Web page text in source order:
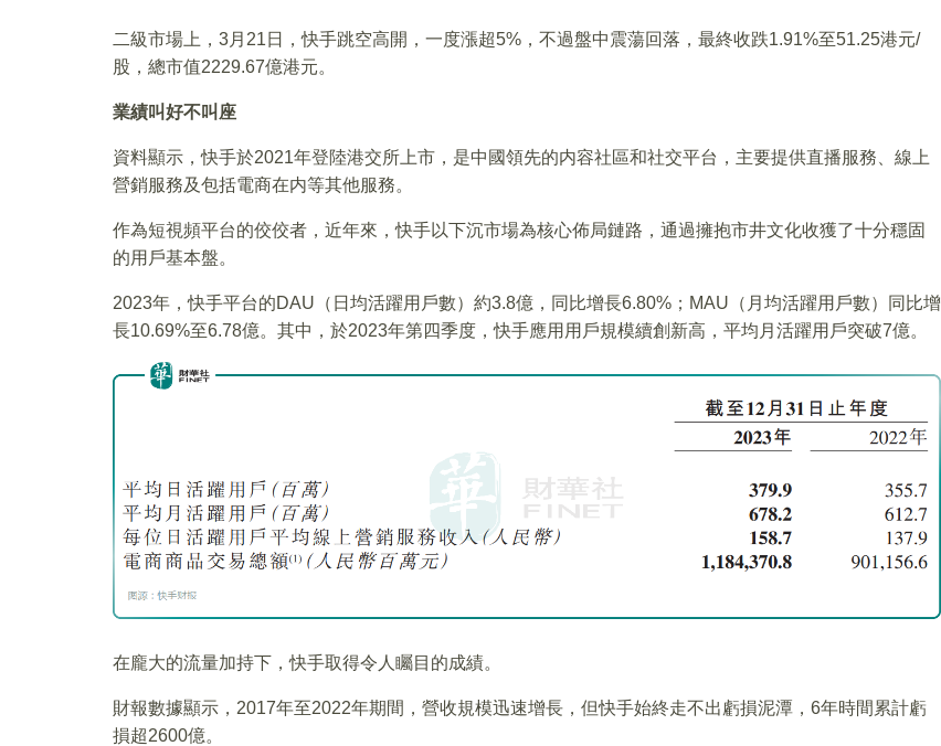
二級市場上，3月21日，快手跳空高開，一度漲超5%，不過盤中震蕩回落，最終收跌1.91%至51.25港元/
股，總市值2229.67億港元。
業績叫好不叫座
資料顯示，快手於2021年登陸港交所上市，是中國領先的内容社區和社交平台，主要提供直播服務、線上
營銷服務及包括電商在内等其他服務。
作為短視頻平台的佼佼者，近年來，快手以下沉市場為核心佈局鏈路，通過擁抱市井文化收獲了十分穩固
的用戶基本盤。
2023年，快手平台的DAU（日均活躍用戶數）約3.8億，同比增長6.80%；MAU（月均活躍用戶數）同比增
長10.69%至6.78億。其中，於2023年第四季度，快手應用用戶規模續創新高，平均月活躍用戶突破7億。
在龐大的流量加持下，快手取得令人矚目的成績。
財報數據顯示，2017年至2022年期間，營收規模迅速增長，但快手始終走不出虧損泥潭，6年時間累計虧
損超2600億。